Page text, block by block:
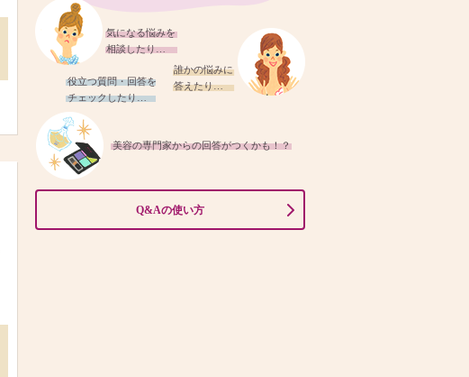
気になる悩みを
相談したり…
誰かの悩みに
答えたり…
役立つ質問・回答を
チェックしたり…
美容の専門家からの回答がつくかも！？
Q&Aの使い方